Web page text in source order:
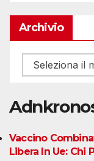
Archivio
Archivio
Vaccino
Libera In Ue: Chi